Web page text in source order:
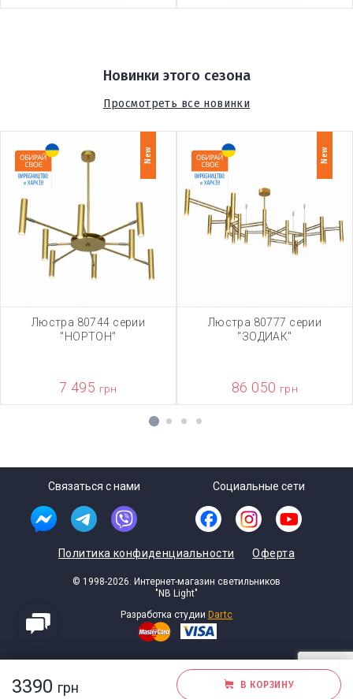
3390 грн В КОРЗИНУ
Новинки этого сезона
Просмотреть все новинки
New
Люстра 80744 серии
"НОРТОН"
7 495 грн
New
Люстра 80777 серии
"ЗОДИАК"
86 050 грн
1 2 3 4
Связаться с нами Социальные сети
Политика конфиденциальности Оферта
© 1998-2026. Интернет-магазин светильников
"NB Light"
Разработка студии Dartc